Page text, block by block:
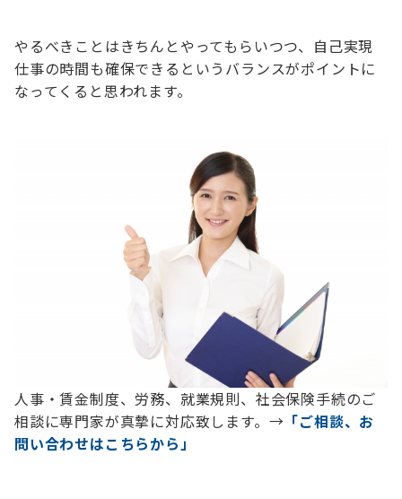
やるべきことはきちんとやってもらいつつ、自己実現
仕事の時間も確保できるというバランスがポイントに
なってくると思われます。
人事・賃金制度、労務、就業規則、社会保険手続のご
相談に専門家が真摯に対応致します。→ 「ご相談、お
問い合わせはこちらから」